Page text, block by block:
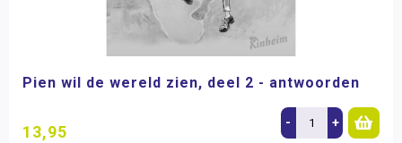
Pien wil de wereld zien, deel 2 - antwoorden
13,95 - +